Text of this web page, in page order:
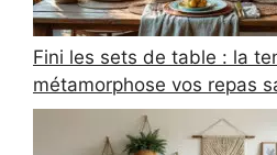
Fini les sets de table : la
métamorphose vos repas